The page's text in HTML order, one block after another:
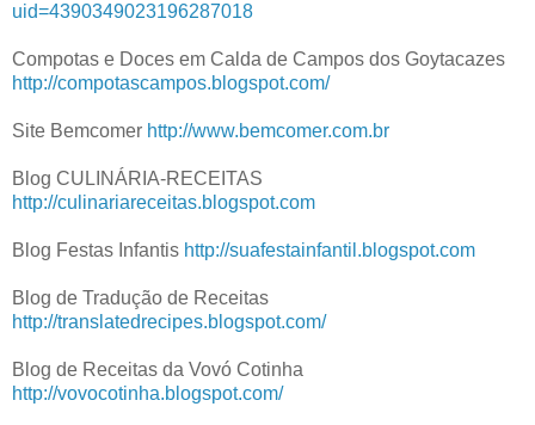
uid=4390349023196287018
Compotas e Doces em Calda de Campos dos Goytacazes
http://compotascampos.blogspot.com/
Site Bemcomer http://www.bemcomer.com.br
Blog CULINÁRIA-RECEITAS
http://culinariareceitas.blogspot.com
Blog Festas Infantis http://suafestainfantil.blogspot.com
Blog de Tradução de Receitas
http://translatedrecipes.blogspot.com/
Blog de Receitas da Vovó Cotinha
http://vovocotinha.blogspot.com/